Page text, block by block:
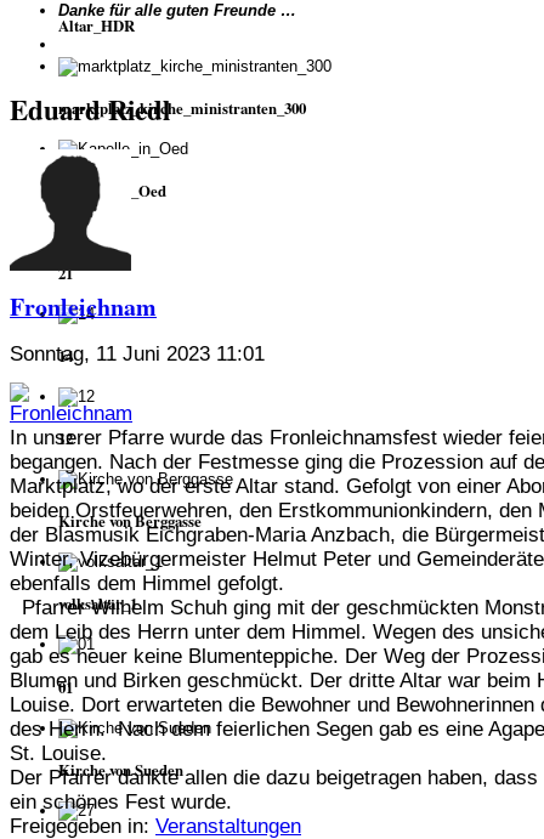
Altar_HDR
marktplatz_kirche_ministranten_300
Kapelle_in_Oed
21
14
12
Kirche von Berggasse
volksaltar_1
01
Kirche von Sueden
Danke für alle guten Freunde …
Eduard Riedl
Fronleichnam
Sonntag, 11 Juni 2023 11:01
In unserer Pfarre wurde das Fronleichnamsfest wieder
begangen. Nach der Festmesse ging die Prozession auf
Marktplatz, wo der erste Altar stand. Gefolgt von einer
beiden Orstfeuerwehren, den Erstkommunionkindern, den
der Blasmusik Eichgraben-Maria Anzbach, die
Winter, Vizebürgermeister Helmut Peter und
ebenfalls dem Himmel gefolgt.
Pfarrer Wilhelm Schuh ging mit der geschmückten
dem Leib des Herrn unter dem Himmel. Wegen des
gab es heuer keine Blumenteppiche. Der Weg der
Blumen und Birken geschmückt. Der dritte Altar war beim
Louise. Dort erwarteten die Bewohner und Bewohnerinnen
des Herrn. Nach dem feierlichen Segen gab es eine
St. Louise.
Der Pfarrer dankte allen die dazu beigetragen haben,
ein schönes Fest wurde.
Freigegeben in: Veranstaltungen